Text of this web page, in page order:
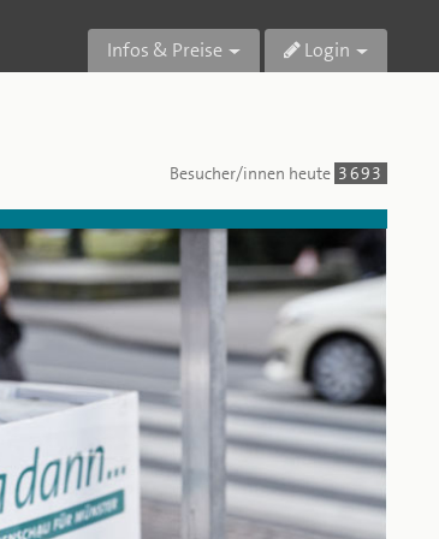
Infos & Preise Login
Besucher/innen heute 3693